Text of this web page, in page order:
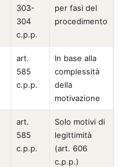
303-
304
c.p.p.
per fasi del
procedimento
art.
585
c.p.p.
In base alla
complessità
della
motivazione
art.
585
c.p.p.
Solo motivi di
legittimità
(art. 606
c.p.p.)